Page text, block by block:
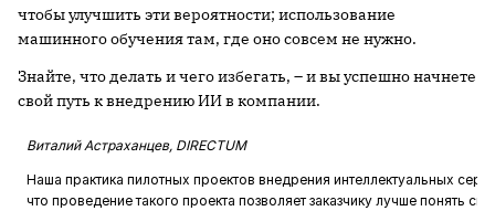
чтобы улучшить эти вероятности; использование
машинного обучения там, где оно совсем не нужно.
Знайте, что делать и чего избегать, – и вы успешно начнете
свой путь к внедрению ИИ в компании.
Виталий Астраханцев, DIRECTUM
Наша практика пилотных проектов внедрения интеллектуальных
что проведение такого проекта позволяет заказчику лучше понять